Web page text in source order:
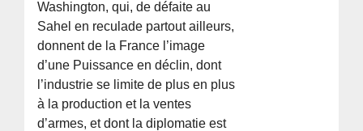
Washington, qui, de défaite au
Sahel en reculade partout ailleurs,
donnent de la France l’image
d’une Puissance en déclin, dont
l’industrie se limite de plus en plus
à la production et la ventes
d’armes, et dont la diplomatie est